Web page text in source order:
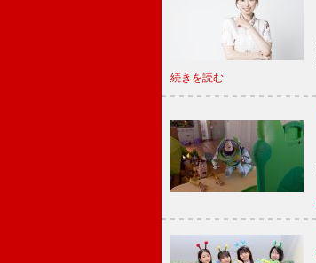
続きを読む